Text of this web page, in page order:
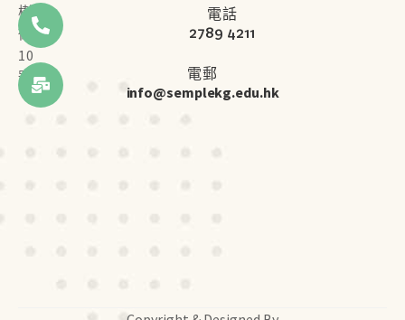
樹
街
10
號
電話
2789 4211
電郵
info@semplekg.edu.hk